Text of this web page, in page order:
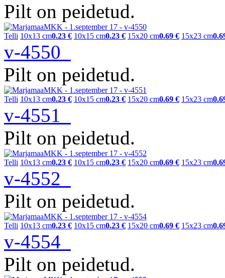
Pilt on peidetud.
Telli 10x13 cm0.23 € 10x15 cm0.23 € 15x20 cm0.69 € 15x23 cm
v-4550
Pilt on peidetud.
Telli 10x13 cm0.23 € 10x15 cm0.23 € 15x20 cm0.69 € 15x23 cm
v-4551
Pilt on peidetud.
Telli 10x13 cm0.23 € 10x15 cm0.23 € 15x20 cm0.69 € 15x23 cm
v-4552
Pilt on peidetud.
Telli 10x13 cm0.23 € 10x15 cm0.23 € 15x20 cm0.69 € 15x23 cm
v-4554
Pilt on peidetud.